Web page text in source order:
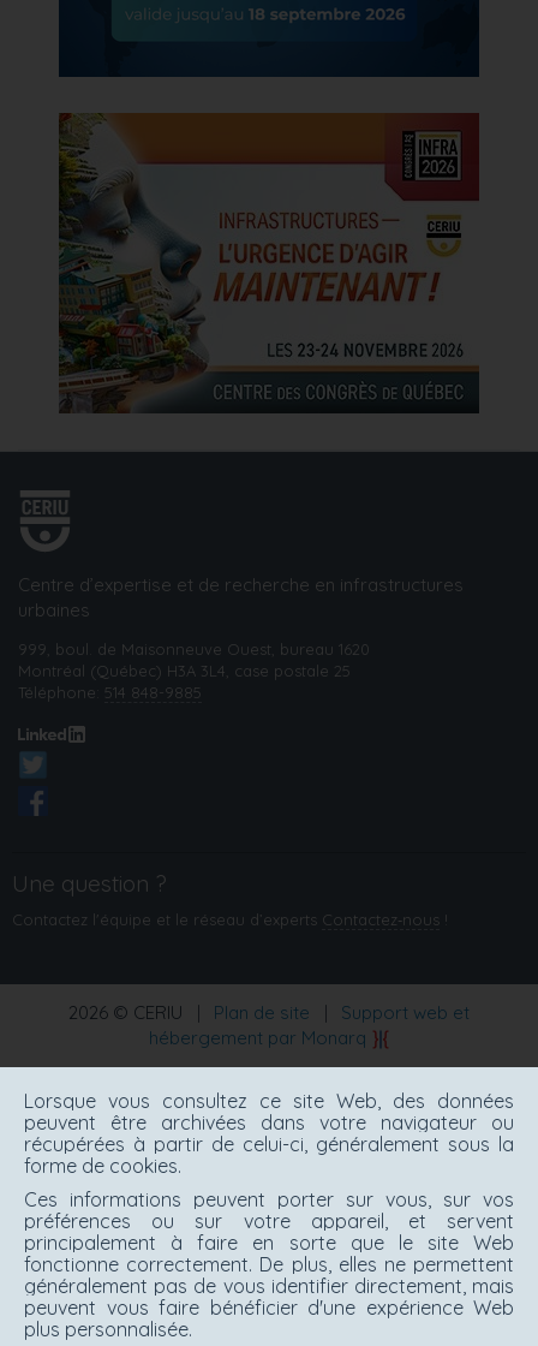
Centre d’expertise et de recherche en infrastructures
urbaines
999, boul. de Maisonneuve Ouest, bureau 1620
Montréal (Québec) H3A 3L4, case postale 25
Téléphone: 514 848-9885
Une question ?
Contactez l'équipe et le réseau d’experts Contactez‑nous !
2026 © CERIU | Plan de site |
Support web et
hébergement par Monarq
Lorsque vous consultez ce site Web, des données
peuvent être archivées dans votre navigateur ou
récupérées à partir de celui-ci, généralement sous la
forme de cookies.
Ces informations peuvent porter sur vous, sur vos
préférences ou sur votre appareil, et servent
principalement à faire en sorte que le site Web
fonctionne correctement. De plus, elles ne permettent
généralement pas de vous identifier directement, mais
peuvent vous faire bénéficier d'une expérience Web
plus personnalisée.